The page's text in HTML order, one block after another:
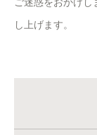
し上げます。